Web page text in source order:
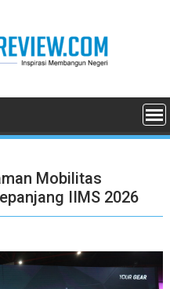
Mobilitas
IIMS 2026